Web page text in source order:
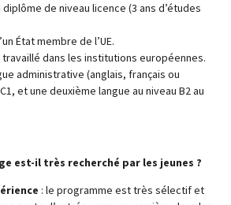
diplôme de niveau licence (3 ans d’études
État membre de l’UE.
travaillé dans les institutions européennes.
administrative (anglais, français ou
et une deuxième langue au niveau B2 au
est-il très recherché par les jeunes ?
: le programme est très sélectif et